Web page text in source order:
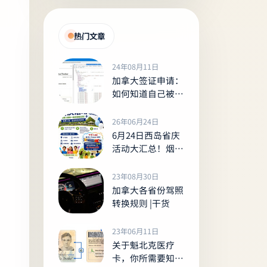
热门文章
24年08月11日
加拿大签证申请：
如何知道自己被安
26年06月24日
6月24日西岛省庆
活动大汇总！烟
费班车，送冰棒
等，全家出游别错
过！
23年08月30日
加拿大各省份驾照
转换规则 |干货
23年06月11日
关于魁北克医疗
卡，你所需要知道